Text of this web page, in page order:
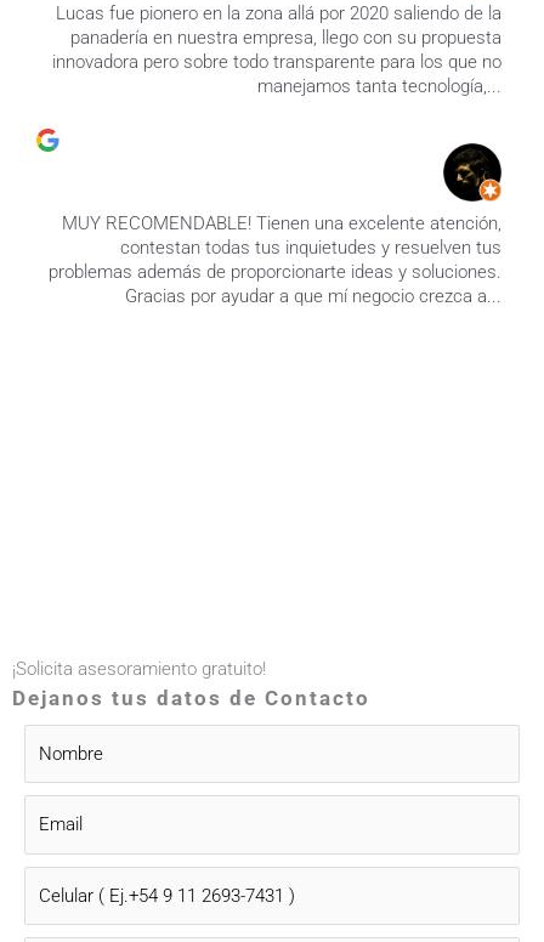
Lucas fue pionero en la zona allá por 2020 saliendo de la
panadería en nuestra empresa, llego con su propuesta
innovadora pero sobre todo transparente para los que no
manejamos tanta tecnología,...
MUY RECOMENDABLE! Tienen una excelente atención,
contestan todas tus inquietudes y resuelven tus
problemas además de proporcionarte ideas y soluciones.
Gracias por ayudar a que mí negocio crezca a...
¡Solicita asesoramiento gratuito!​
Dejanos tus datos de Contacto